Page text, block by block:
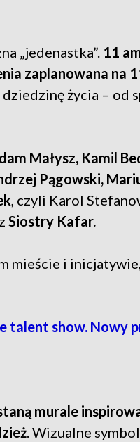
„jedenastka”. 11
zaplanowana na
życia – od
Małysz, Kamil
Pągowski,
, czyli Karol
Siostry Kafar.
mieście i
talent show. Nowy
murale
. Wizualne